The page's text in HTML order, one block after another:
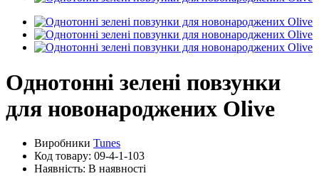
Однотонні зелені повзунки
для новонароджених Olive
Виробники Tunes
Код товару: 09-4-1-103
Наявність: В наявності